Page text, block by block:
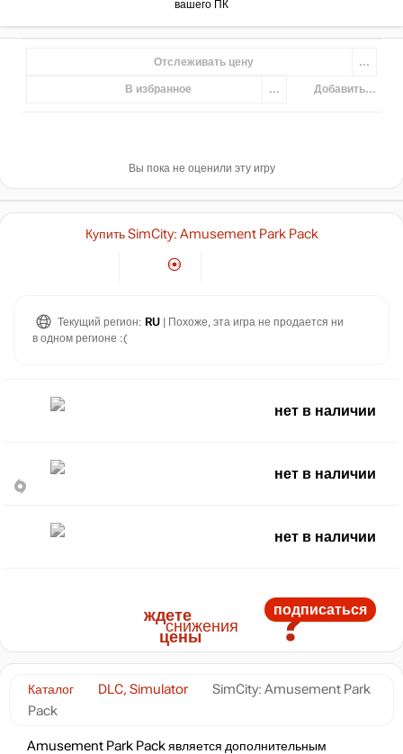
вашего ПК
Отслеживать цену ...
В избранное ... Добавить...
Вы пока не оценили эту игру
Каталог DLC, Simulator
SimCity: Amusement Park
Pack
Amusement Park Pack является дополнительным
Купить SimCity: Amusement Park Pack
Текущий регион: RU | Похоже, эта игра не продается ни
в одном регионе :(
нет в наличии
нет в наличии
нет в наличии
?
ждете
снижения
цены
подписаться